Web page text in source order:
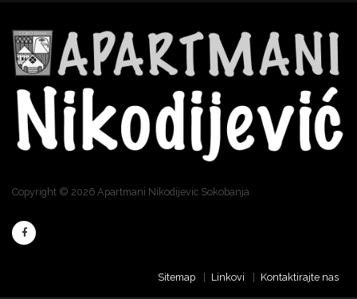
Copyright © 2026 Apartmani Nikodijevic Sokobanja
Sitemap Linkovi Kontaktirajte nas